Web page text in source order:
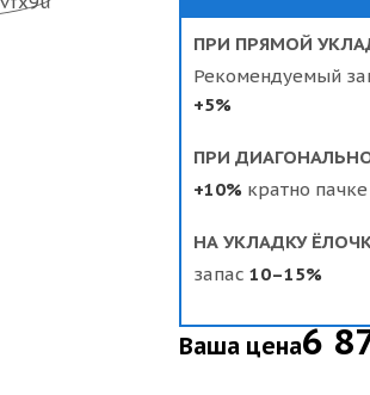
ПРИ ПРЯМОЙ
Рекомендуемый
+5%
ПРИ
+10% кратно
НА УКЛАДКУ
запас 10–15%
Ваша цена6